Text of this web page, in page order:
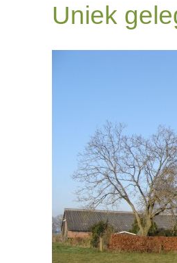
Uniek